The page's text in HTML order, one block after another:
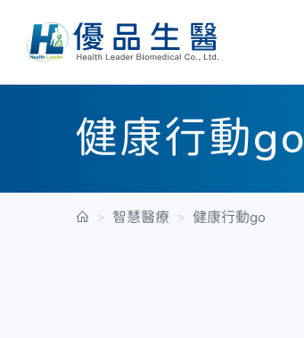
健康行動go
智慧醫療 健康行動go